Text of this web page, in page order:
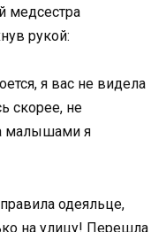
медсестра
рукой:
я вас не видела
скорее, не
малышами я
одеяльце,
на улицу! Перешла